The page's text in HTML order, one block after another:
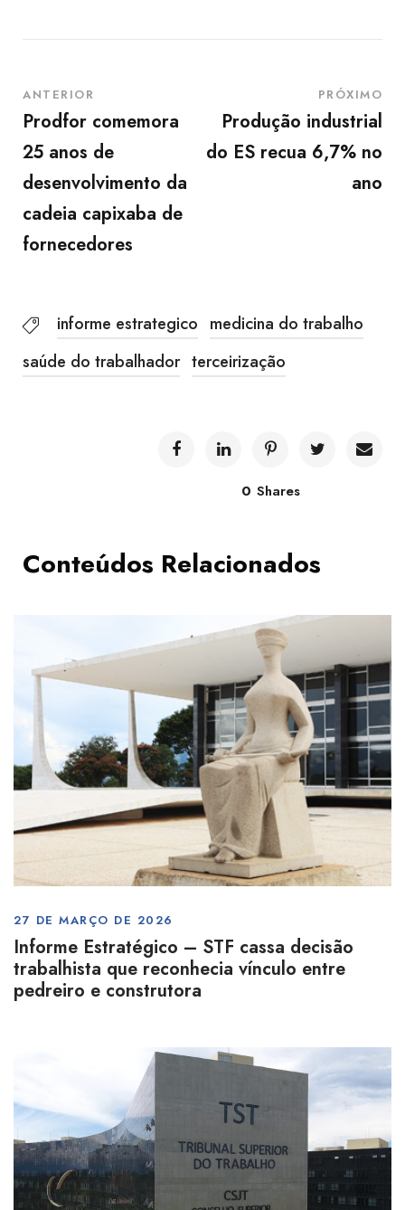
ANTERIOR
Prodfor comemora
25 anos de
desenvolvimento da
cadeia capixaba de
fornecedores
PRÓXIMO
Produção industrial
do ES recua 6,7% no
ano
informe estrategico medicina do trabalho
saúde do trabalhador terceirização
0 Shares
Conteúdos Relacionados
27 DE MARÇO DE 2026
Informe Estratégico – STF cassa decisão
trabalhista que reconhecia vínculo entre
pedreiro e construtora